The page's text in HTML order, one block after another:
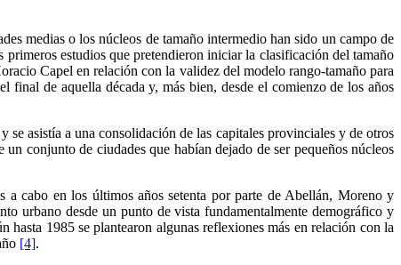
medias o los núcleos de tamaño intermedio han sido un campo de
primeros estudios que pretendieron iniciar la clasificación del tamaño
Capel en relación con la validez del modelo rango-tamaño para
final de aquella década y, más bien, desde el comienzo de los años
asistía a una consolidación de las capitales provinciales y de otros
conjunto de ciudades que habían dejado de ser pequeños núcleos
a cabo en los últimos años setenta por parte de Abellán, Moreno y
urbano desde un punto de vista fundamentalmente demográfico y
1985 se plantearon algunas reflexiones más en relación con la
[4].